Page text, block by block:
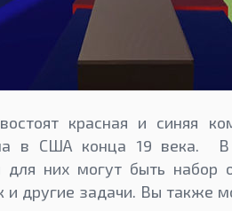
красная и синяя
в США конца 19 века.
них могут быть набор
и другие задачи. Вы также